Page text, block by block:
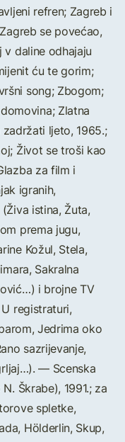
refren; Zagreb i
se povećao,
v daline odhajaju
ću te gorim;
song; Zbogom;
Zlatna
ljeto, 1965.;
Život se troši kao
za film i
igranih,
istina, Žuta,
prema jugu,
Kožul, Stela,
Sakralna
i brojne TV
registraturi,
Jedrima oko
sazrijevanje,
— Scenska
Škrabe), 1991.; za
spletke,
Hölderlin, Skup,